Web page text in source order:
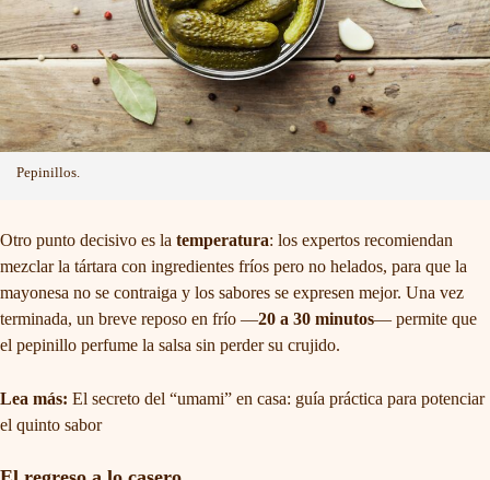
Pepinillos.
Otro punto decisivo es la temperatura: los expertos recomiendan
mezclar la tártara con ingredientes fríos pero no helados, para que la
mayonesa no se contraiga y los sabores se expresen mejor. Una vez
terminada, un breve reposo en frío —20 a 30 minutos— permite que
el pepinillo perfume la salsa sin perder su crujido.
Lea más: El secreto del “umami” en casa: guía práctica para potenciar
el quinto sabor